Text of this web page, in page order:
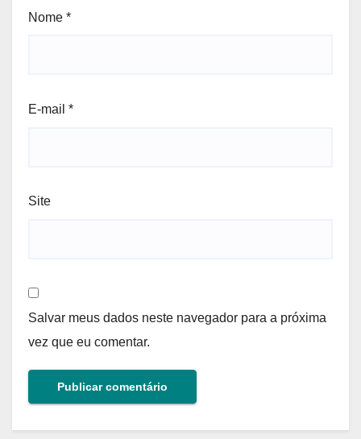
Nome *
E-mail *
Site
Salvar meus dados neste navegador para a próxima
vez que eu comentar.